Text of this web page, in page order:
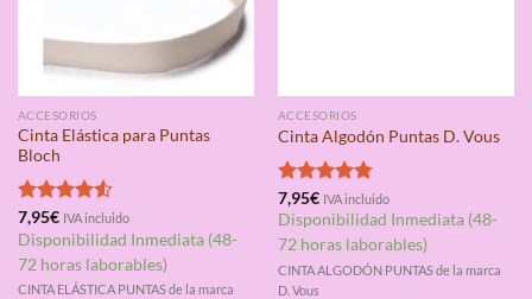
ACCESORIOS
Cinta Elástica para Puntas
Bloch
Valorado
con4.50
de 5
7,95€ IVA incluido
Disponibilidad Inmediata (48-
72 horas laborables)
CINTA ELÁSTICA PUNTAS de la marca
ACCESORIOS
Cinta Algodón Puntas D. Vous
Valorado
con4.75
de 5
7,95€ IVA incluido
Disponibilidad Inmediata (48-
72 horas laborables)
CINTA ALGODÓN PUNTAS de la marca
D. Vous